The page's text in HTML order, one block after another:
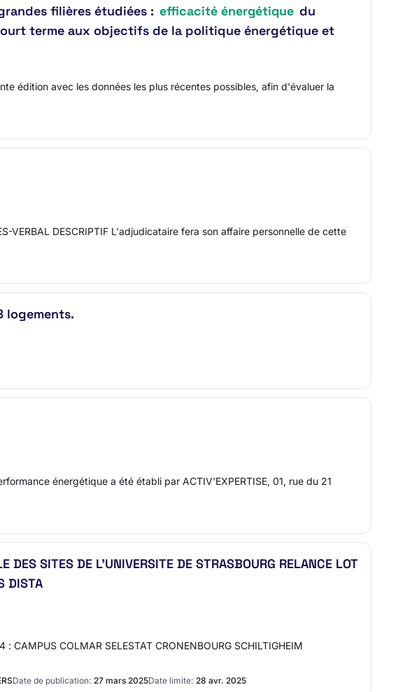
filières étudiées : efficacité énergétique du
terme aux objectifs de la politique énergétique et
édition avec les données les plus récentes possibles, afin d'évaluer la
VERBAL DESCRIPTIF L'adjudicataire fera son affaire personnelle de cette
logements.
énergétique a été établi par ACTIV'EXPERTISE, 01, rue du 21
SITES DE L'UNIVERSITE DE STRASBOURG RELANCE LOT
DISTA
: CAMPUS COLMAR SELESTAT CRONENBOURG SCHILTIGHEIM
Date de publication: 27 mars 2025Date limite: 28 avr. 2025